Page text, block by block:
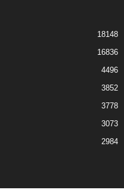
18148
16836
4496
3852
3778
3073
2984